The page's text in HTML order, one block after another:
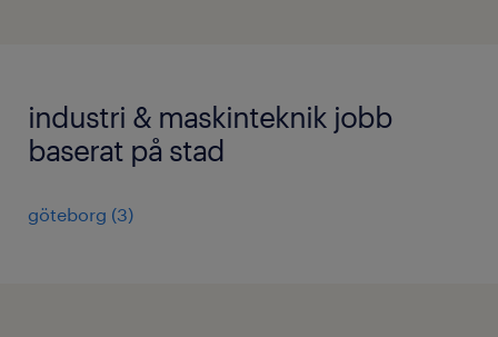
industri & maskinteknik jobb
baserat på stad
göteborg (3)